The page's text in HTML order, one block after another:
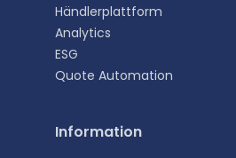
aus
Händlerplattform
Analytics
ESG
Quote Automation
Information